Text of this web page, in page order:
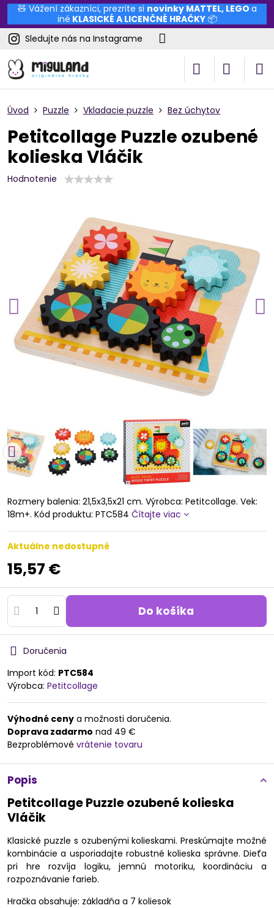
🧸 Vážení zákazníci, prezrite si novinky MATTEL, LEGO a
iné KLASICKÉ A LICENČNÉ HRAČKY📦
Sledujte nás na Instagrame
Úvod Puzzle Vkladacie puzzle Bez úchytov
Petitcollage Puzzle ozubené
kolieska Vláčik
Hodnotenie
Rozmery balenia: 21,5x3,5x21 cm. Výrobca: Petitcollage. Vek:
18m+. Kód produktu: PTC584 Čítajte viac
Aktuálne nedostupné
15,57 €
Do košíka
Doručenia
Import kód: PTC584
Výrobca: Petitcollage
Výhodné ceny a možnosti doručenia.
Doprava zadarmo nad 49 €
Bezproblémové vrátenie tovaru
Popis
Petitcollage Puzzle ozubené kolieska
Vláčik
Klasické puzzle s ozubenými kolieskami. Preskúmajte možné
kombinácie a usporiadajte robustné kolieska správne. Dieťa
pri hre rozvíja logiku, jemnú motoriku, koordináciu a
rozpoznávanie farieb.
Hračka obsahuje: základňa a 7 koliesok